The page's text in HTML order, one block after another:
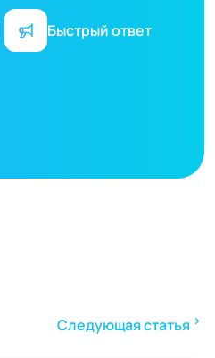
Быстрый ответ
Следующая статья